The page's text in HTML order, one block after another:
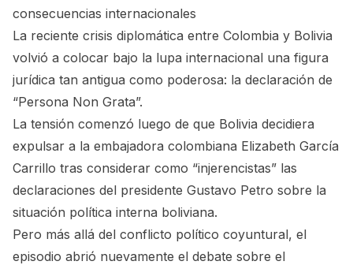
consecuencias internacionales
La reciente crisis diplomática entre Colombia y Bolivia
volvió a colocar bajo la lupa internacional una figura
jurídica tan antigua como poderosa: la declaración de
“Persona Non Grata”.
La tensión comenzó luego de que Bolivia decidiera
expulsar a la embajadora colombiana Elizabeth García
Carrillo tras considerar como “injerencistas” las
declaraciones del presidente Gustavo Petro sobre la
situación política interna boliviana.
Pero más allá del conflicto político coyuntural, el
episodio abrió nuevamente el debate sobre el